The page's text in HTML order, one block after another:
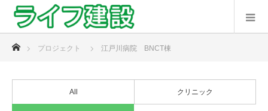
プロジェクト 江戸川病院 BNCT棟
All クリニック